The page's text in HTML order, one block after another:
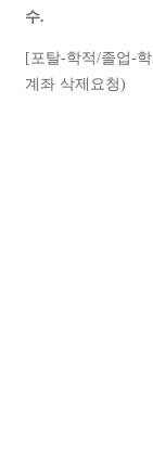
수.
[포탈-학적/졸업-
계좌 삭제요청)